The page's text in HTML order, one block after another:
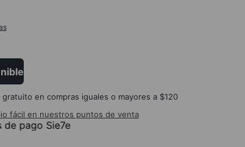
gratuito en compras iguales o mayores a $120
fácil en nuestros puntos de venta